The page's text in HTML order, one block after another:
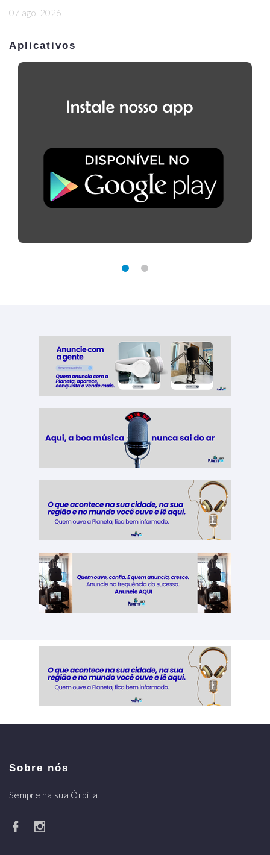
07 ago, 2026
Aplicativos
Sobre nós
Sempre na sua Órbita!